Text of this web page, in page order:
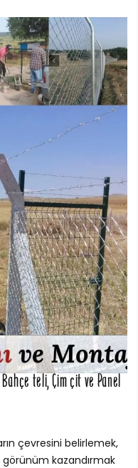
teli, Çim çit ve Panel
çevresini belirlemek,
kazandırmak